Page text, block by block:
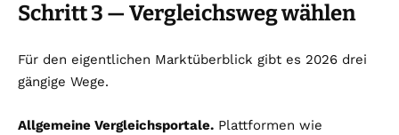
Schritt 3 — Vergleichsweg wählen
Für den eigentlichen Marktüberblick gibt es 2026 drei
gängige Wege.
Allgemeine Vergleichsportale. Plattformen wie